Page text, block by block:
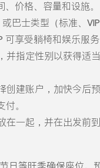
、价格、容量和设施。
巴士类型（标准、VIP
享受躺椅和娱乐服务
指定性别以获得适
建账户，加快今后预
。
在一起，并在出发前